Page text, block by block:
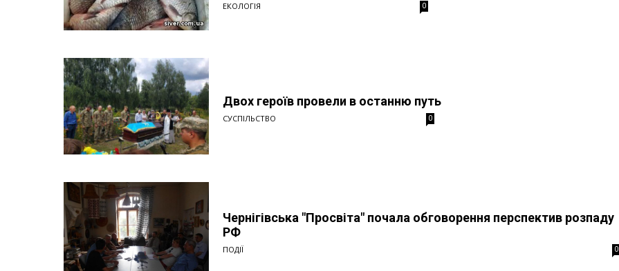
ЕКОЛОГІЯ 0
Двох героїв провели в останню путь
СУСПІЛЬСТВО 0
Чернігівська "Просвіта" почала обговорення перспектив розпаду
РФ
ПОДІЇ 0